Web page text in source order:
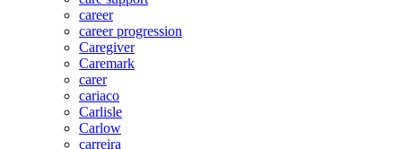
career
career progression
Caregiver
Caremark
carer
cariaco
Carlisle
Carlow
carreira